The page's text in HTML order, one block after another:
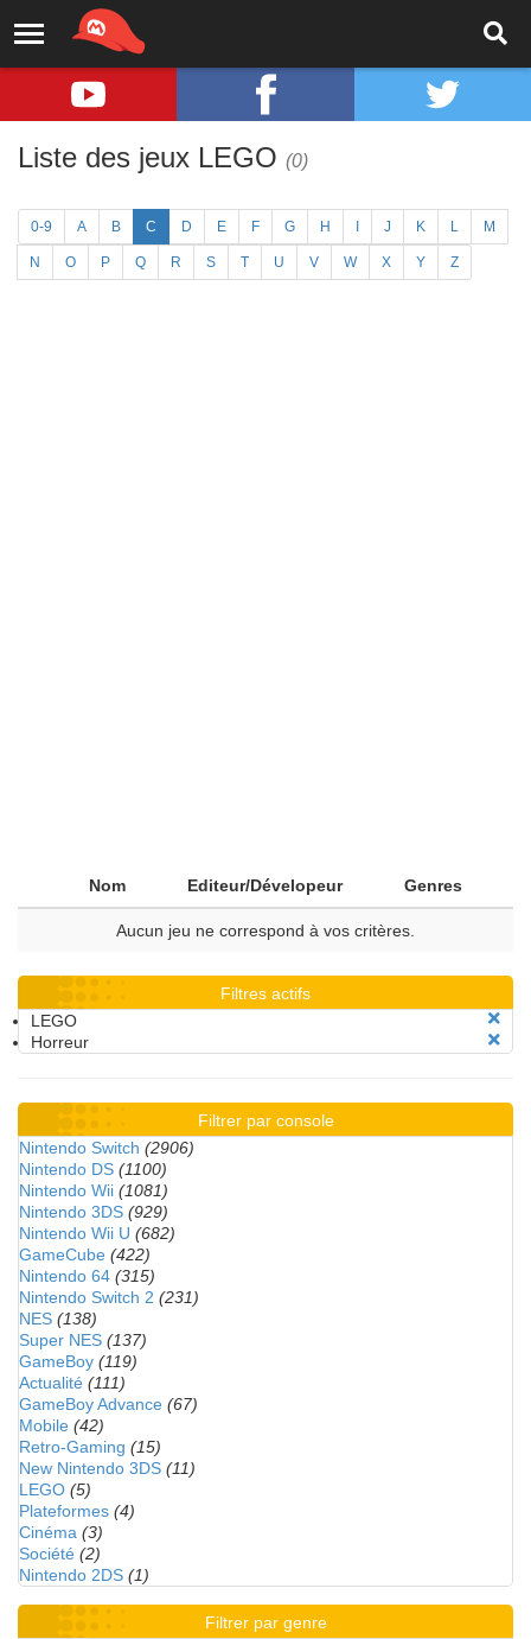
Liste des jeux LEGO (0)
0-9 A B C D E F G H J K L M
N O P Q R S T U V W X Y Z
Nom Editeur/Dévelopeur Genres
Aucun jeu ne correspond à vos critères.
Filtres actifs
LEGO
Horreur
Filtrer par console
Nintendo Switch (2906)
Nintendo DS (1100)
Nintendo Wii (1081)
Nintendo 3DS (929)
Nintendo Wii U (682)
GameCube (422)
Nintendo 64 (315)
Nintendo Switch 2 (231)
NES (138)
Super NES (137)
GameBoy (119)
Actualité (111)
GameBoy Advance (67)
Mobile (42)
Retro-Gaming (15)
New Nintendo 3DS (11)
LEGO (5)
Plateformes (4)
Cinéma (3)
Société (2)
Nintendo 2DS (1)
Filtrer par genre